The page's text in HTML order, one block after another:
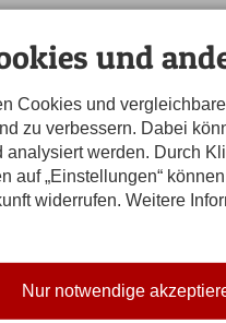
Fußball wieder
in
und Punsch,
darf
Besuch!
und
Cookies und
zu verbessern. Dabei
werden. Durch
auf „Einstellungen“
widerrufen. Weitere
Nur notwendige